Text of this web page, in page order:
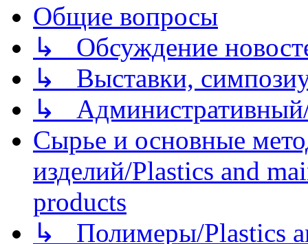
Общие вопросы
↳ Обсуждение
↳ Выставки,
↳
Сырье и основные
изделий/Plastics and
products
↳ Полимеры/Plastics